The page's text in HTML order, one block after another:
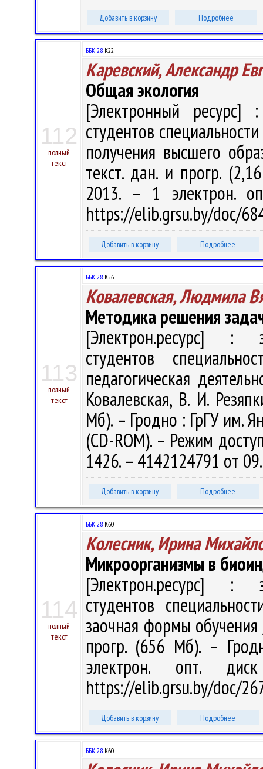
Добавить в корзину Подробнее
112
полный
текст
ББК 28.К22
Каревский, Александр
Общая экология
[Электронный ресурс]
студентов
получения высшего
текст. дан. и прогр.
2013. – 1 электрон.
https://elib.grsu.by/doc/
Добавить в корзину Подробнее
113
полный
текст
ББК 28.К56
Ковалевская, Людмила
Методика решения
[Электрон.ресурс] :
студентов
педагогическая
Ковалевская, В. И.
Мб). – Гродно : ГрГУ им.
(CD-ROM). – Режим
1426. – 4142124791 от
Добавить в корзину Подробнее
114
полный
текст
ББК 28.К60
Колесник, Ирина
Микроорганизмы в
[Электрон.ресурс] :
студентов
заочная формы
прогр. (656 Мб). –
электрон. опт.
https://elib.grsu.by/doc/
Добавить в корзину Подробнее
ББК 28.К60